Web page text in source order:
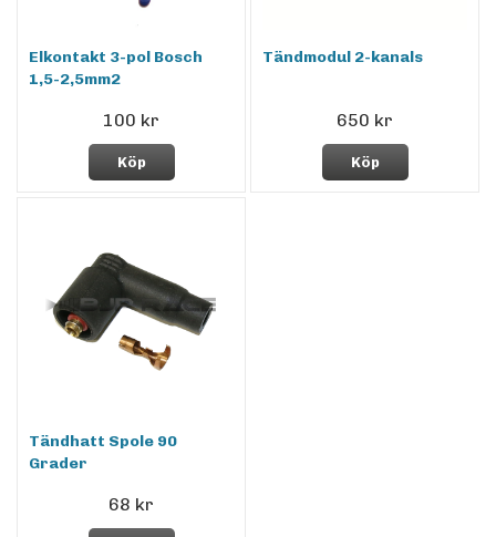
Elkontakt 3-pol Bosch
1,5-2,5mm2
100 kr
Köp
Tändmodul 2-kanals
650 kr
Köp
Tändhatt Spole 90
Grader
68 kr